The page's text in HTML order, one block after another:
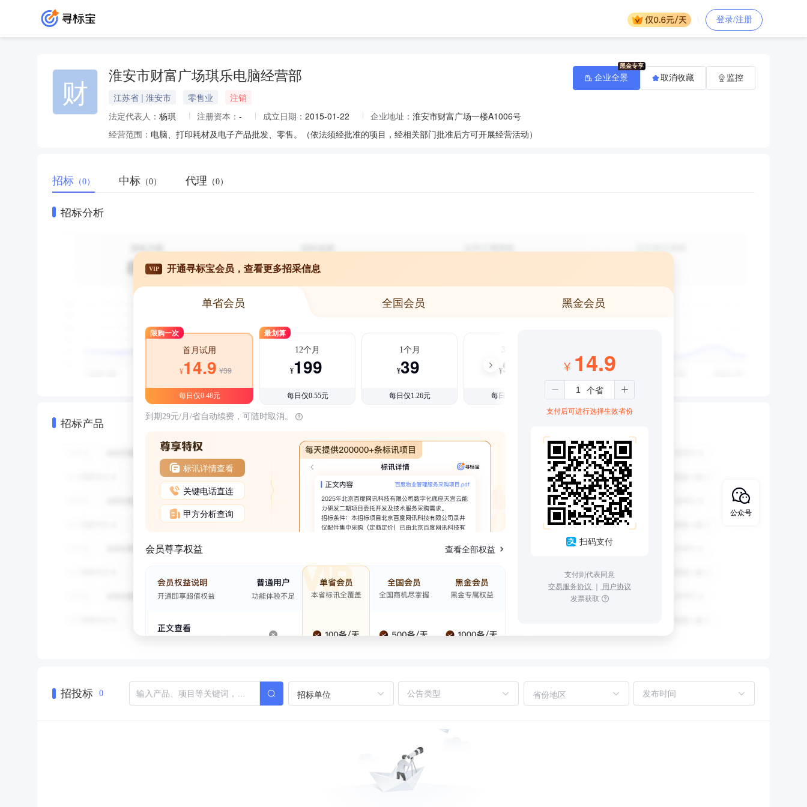
登录/注册
财 淮安市财富广场琪乐电脑经营部
江苏省 | 淮安市 零售业
注销
法定代表人： 杨琪 注册资本： - 成立日期： 2015-01-22 企业地址： 淮安市财富广场一楼A1006号
经营范围： 电脑、打印耗材及电子产品批发、零售。（依法须经批准的项目，经相关部门批准后方可开展经营活动）
企业全景 取消收藏 监控
招标 （0） 中标 （0） 代理 （0）
招标分析
招标产品
VIP 开通寻标宝会员，查看更多招采信息
单省会员 全国会员 黑金会员
限购一次
首月试用
¥14.9 ¥39
每日仅0.48元
最划算
12个月
¥199
每日仅0.55元
1个月
¥39
每日仅1.26元
3个月
¥99
每日仅1.08元
到期29元/月/省自动续费，可随时取消。
标讯详情查看
关键电话直连
甲方分析查询
会员尊享权益 查看全部权益
¥ 14.9
支付后可进行选择生效省份
扫码支付
支付则代表同意
交易服务协议 ｜ 用户协议
发票获取
招投标 0 招标单位 省份地区
公众号